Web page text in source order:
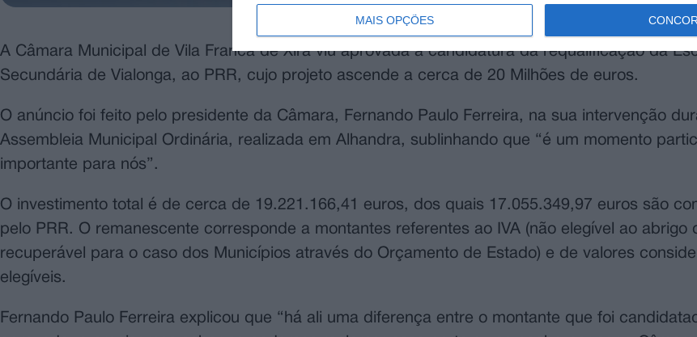
MAIS OPÇÕES
A Câmara Municipal de Vila Franca de Xira viu aprovada a candidatura da requalificação da
Secundária de Vialonga, ao PRR, cujo projeto ascende a cerca de 20 Milhões de euros.
O anúncio foi feito pelo presidente da Câmara, Fernando Paulo Ferreira, na sua intervenção
Assembleia Municipal Ordinária, realizada em Alhandra, sublinhando que “é um momento
importante para nós”.
O investimento total é de cerca de 19.221.166,41 euros, dos quais 17.055.349,97 euros são
pelo PRR. O remanescente corresponde a montantes referentes ao IVA (não elegível ao abrigo
recuperável para o caso dos Municípios através do Orçamento de Estado) e de valores
elegíveis.
Fernando Paulo Ferreira explicou que “há ali uma diferença entre o montante que foi